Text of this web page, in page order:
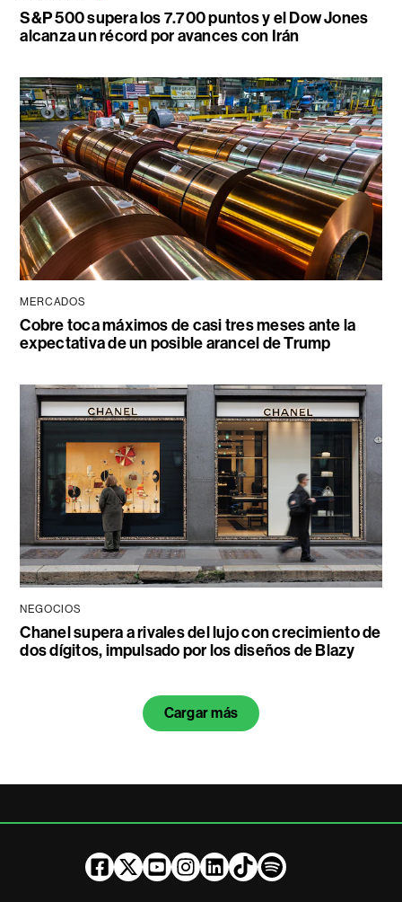
S&P 500 supera los 7.700 puntos y el Dow Jones
alcanza un récord por avances con Irán
MERCADOS
Cobre toca máximos de casi tres meses ante la
expectativa de un posible arancel de Trump
NEGOCIOS
Chanel supera a rivales del lujo con crecimiento de
dos dígitos, impulsado por los diseños de Blazy
Cargar más